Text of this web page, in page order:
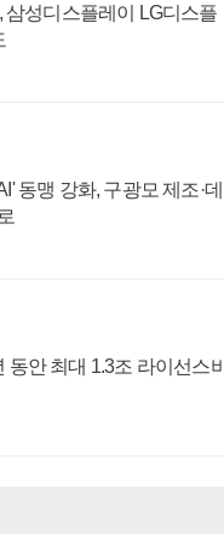
삼성디스플레이 LG디스플
동맹 강화, 구광모 제조·데
안 최대 1.3조 라이선스비